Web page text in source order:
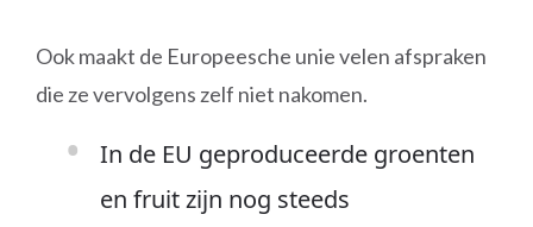
Ook maakt de Europeesche unie velen afspraken
die ze vervolgens zelf niet nakomen.
In de EU geproduceerde groenten
en fruit zijn nog steeds